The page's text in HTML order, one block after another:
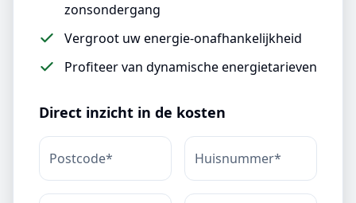
zonsondergang
Vergroot uw energie-onafhankelijkheid
Profiteer van dynamische energietarieven
Direct inzicht in de kosten